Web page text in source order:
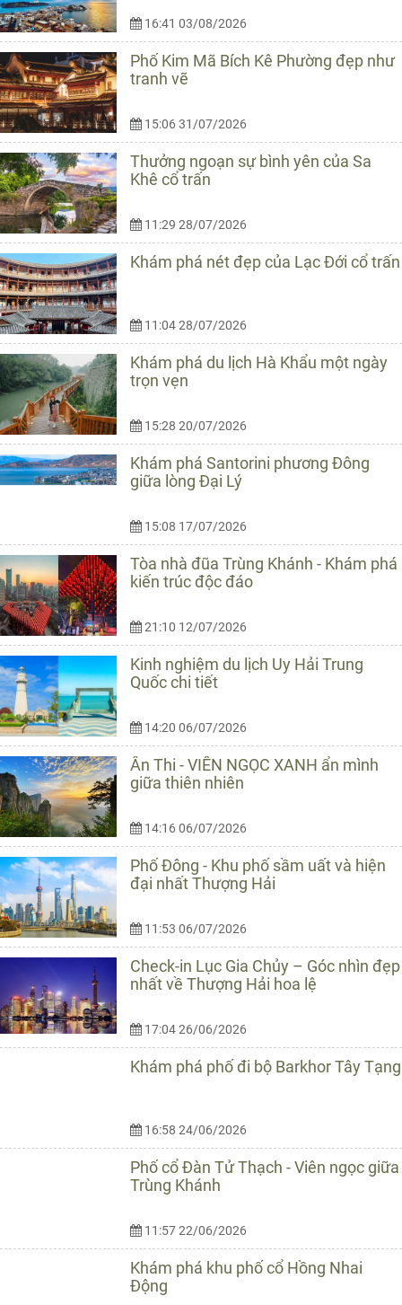
16:41 03/08/2026
Phố Kim Mã Bích Kê Phường đẹp như
tranh vẽ
15:06 31/07/2026
Thưởng ngoạn sự bình yên của Sa
Khê cổ trấn
11:29 28/07/2026
Khám phá nét đẹp của Lạc Đới cổ trấn
11:04 28/07/2026
Khám phá du lịch Hà Khẩu một ngày
trọn vẹn
15:28 20/07/2026
Khám phá Santorini phương Đông
giữa lòng Đại Lý
15:08 17/07/2026
Tòa nhà đũa Trùng Khánh - Khám phá
kiến trúc độc đáo
21:10 12/07/2026
Kinh nghiệm du lịch Uy Hải Trung
Quốc chi tiết
14:20 06/07/2026
Ân Thi - VIÊN NGỌC XANH ẩn mình
giữa thiên nhiên
14:16 06/07/2026
Phố Đông - Khu phố sầm uất và hiện
đại nhất Thượng Hải
11:53 06/07/2026
Check-in Lục Gia Chủy – Góc nhìn đẹp
nhất về Thượng Hải hoa lệ
17:04 26/06/2026
Khám phá phố đi bộ Barkhor Tây Tạng
16:58 24/06/2026
Phố cổ Đàn Tử Thạch - Viên ngọc giữa
Trùng Khánh
11:57 22/06/2026
Khám phá khu phố cổ Hồng Nhai
Động